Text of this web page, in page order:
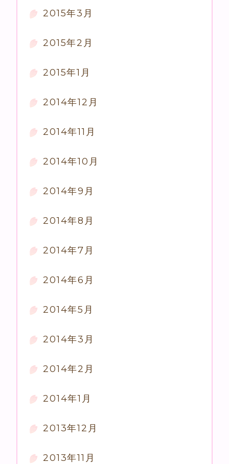
2015年3月
2015年2月
2015年1月
2014年12月
2014年11月
2014年10月
2014年9月
2014年8月
2014年7月
2014年6月
2014年5月
2014年3月
2014年2月
2014年1月
2013年12月
2013年11月